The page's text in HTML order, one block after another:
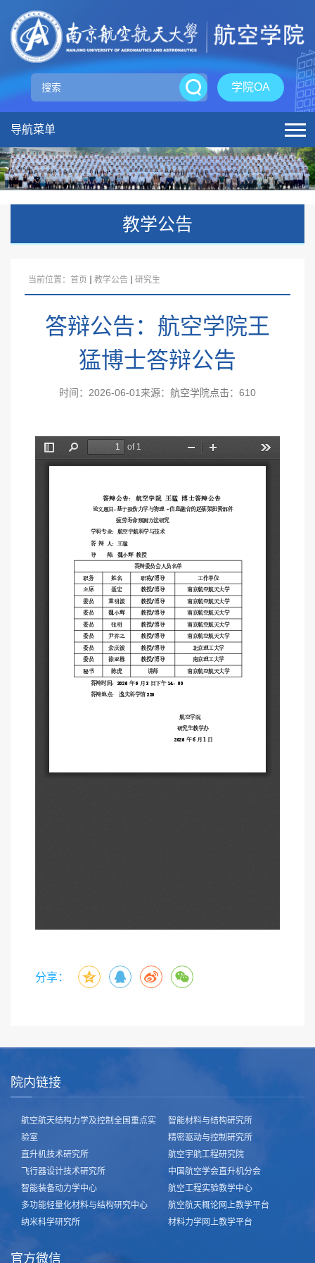
学院OA
导航菜单
教学公告
当前位置： 首页 教学公告 研究生
答辩公告：航空学院王
猛博士答辩公告
时间：2026-06-01来源：航空学院点击： 610
分享：
院内链接
航空航天结构力学及控制全国重点实
验室
直升机技术研究所
飞行器设计技术研究所
智能装备动力学中心
多功能轻量化材料与结构研究中心
纳米科学研究所
智能材料与结构研究所
精密驱动与控制研究所
航空宇航工程研究院
中国航空学会直升机分会
航空工程实验教学中心
航空航天概论网上教学平台
材料力学网上教学平台
官方微信